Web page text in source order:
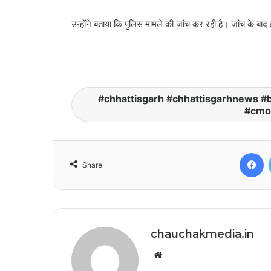
उन्होंने बताया कि पुलिस मामले की जांच कर रही है। जांच के
chhattisgarh #chhattisgarhnews
Share
chauchakmedia.in
Website